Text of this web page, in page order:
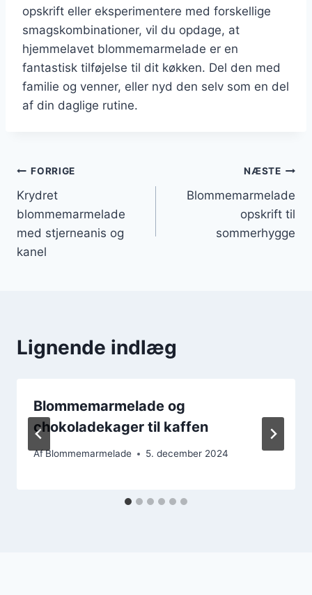
opskrift eller eksperimentere med forskellige
smagskombinationer, vil du opdage, at
hjemmelavet blommemarmelade er en
fantastisk tilføjelse til dit køkken. Del den med
familie og venner, eller nyd den selv som en del
af din daglige rutine.
Indlægsnavigation
FORRIGE
Krydret
blommemarmelade
med stjerneanis og
kanel
NÆSTE
Blommemarmelade
opskrift til
sommerhygge
Lignende indlæg
Blommemarmelade og
chokoladekager til kaffen
AfBlommemarmelade 5. december 2024